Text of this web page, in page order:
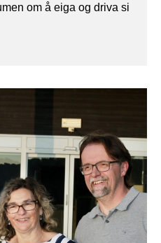
om å eiga og driva si